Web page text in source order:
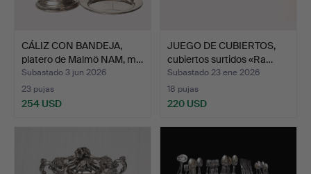
CÁLIZ CON BANDEJA,
platero de Malmö NAM, m…
Subastado 3 jun 2026
23 pujas
254 USD
JUEGO DE CUBIERTOS,
cubiertos surtidos «Ra…
Subastado 23 ene 2026
18 pujas
220 USD